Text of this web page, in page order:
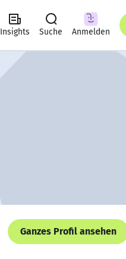
Insights Suche Anmelden
Ganzes Profil ansehen